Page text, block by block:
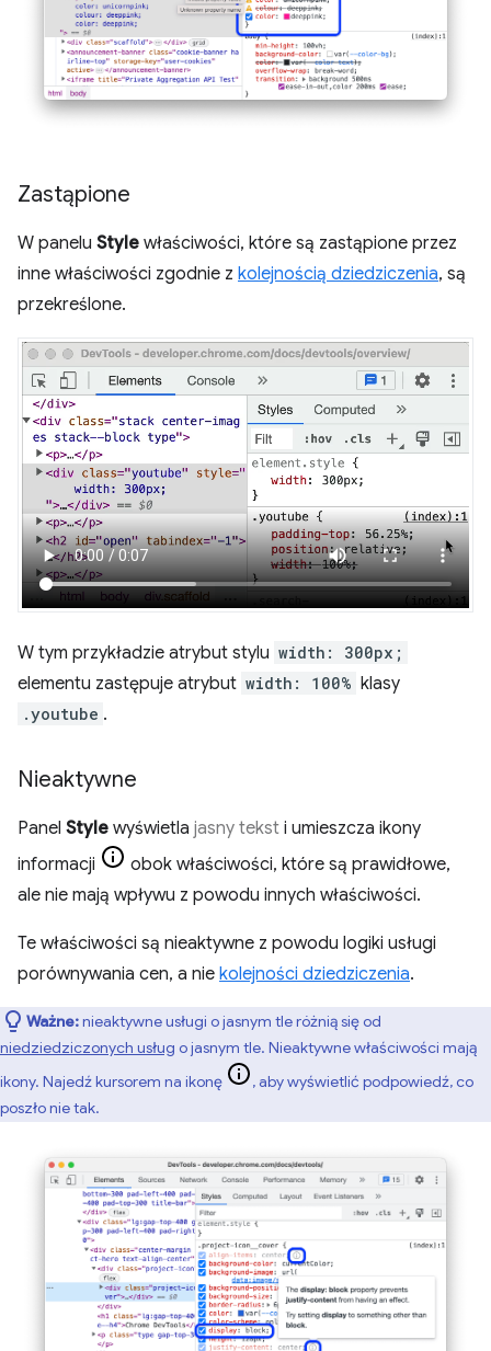
Zastąpione
W panelu Style właściwości, które są zastąpione przez
inne właściwości zgodnie z kolejnością dziedziczenia, są
przekreślone.
W tym przykładzie atrybut stylu width: 300px;
elementu zastępuje atrybut width: 100% klasy
.youtube .
Nieaktywne
Panel Style wyświetla jasny tekst i umieszcza ikony
informacji
obok właściwości, które są prawidłowe,
ale nie mają wpływu z powodu innych właściwości.
Te właściwości są nieaktywne z powodu logiki usługi
porównywania cen, a nie kolejności dziedziczenia.
Ważne:nieaktywne usługi o jasnym tle różnią się od
niedziedziczonych usług o jasnym tle. Nieaktywne właściwości mają
ikony. Najedź kursorem na ikonę
, aby wyświetlić podpowiedź, co
poszło nie tak.